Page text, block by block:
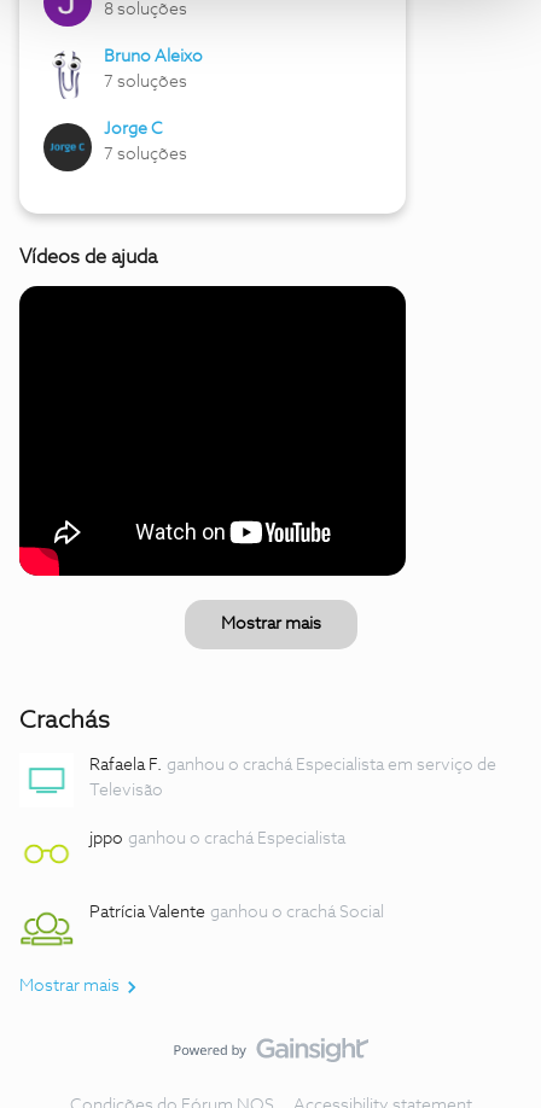
8 soluções
Bruno Aleixo
7 soluções
Jorge C
7 soluções
Vídeos de ajuda
Mostrar mais
Crachás
Rafaela F. ganhou o crachá Especialista em serviço de
Televisão
jppo ganhou o crachá Especialista
Patrícia Valente ganhou o crachá Social
Mostrar mais